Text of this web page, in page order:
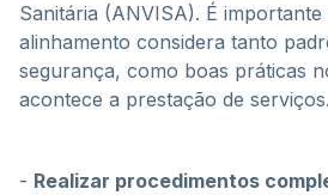
Sanitária (ANVISA). É
alinhamento considera tanto
segurança, como boas práticas
acontece a prestação de serviços.
- Realizar procedimentos